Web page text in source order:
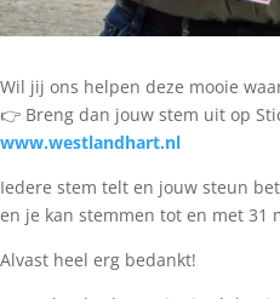
Wil jij ons helpen deze mooie
👉 Breng dan jouw stem uit op
www.westlandhart.nl
Iedere stem telt en jouw steun
en je kan stemmen tot en met 31
Alvast heel erg bedankt!